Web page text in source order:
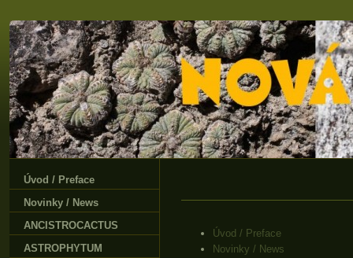
Úvod / Preface
Novinky / News
Úvod / Preface
Novinky / News
ANCISTROCACTUS
ASTROPHYTUM